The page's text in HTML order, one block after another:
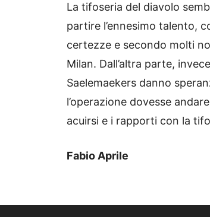
La tifoseria del diavolo
partire l’ennesimo talento,
certezze e secondo molti
Milan. Dall’altra parte,
Saelemaekers danno
l’operazione dovesse
acuirsi e i rapporti con la
Fabio Aprile